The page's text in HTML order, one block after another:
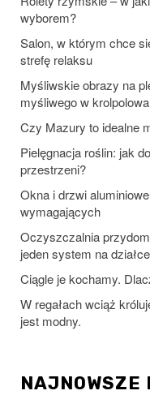
wyborem?
Salon, w którym chce
strefę relaksu
Myśliwskie obrazy na
myśliwego w
Czy Mazury to idealne
Pielęgnacja roślin: jak
przestrzeni?
Okna i drzwi
wymagających
Oczyszczalnia
jeden system na działce
Ciągle je kochamy.
W regałach wciąż
jest modny.
NAJNOWSZE